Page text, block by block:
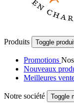
Produits Toggle
Promotions
Nouveaux
Meilleures
Notre société Toggle